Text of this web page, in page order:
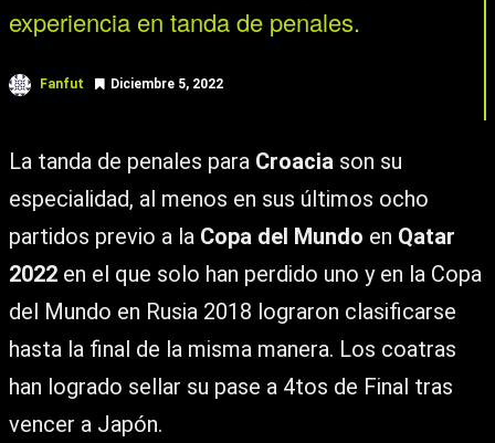
experiencia en tanda de penales.
Fanfut Diciembre 5, 2022
La tanda de penales para Croacia son su
especialidad, al menos en sus últimos ocho
partidos previo a la Copa del Mundo en Qatar
2022 en el que solo han perdido uno y en la Copa
del Mundo en Rusia 2018 lograron clasificarse
hasta la final de la misma manera. Los coatras
han logrado sellar su pase a 4tos de Final tras
vencer a Japón.